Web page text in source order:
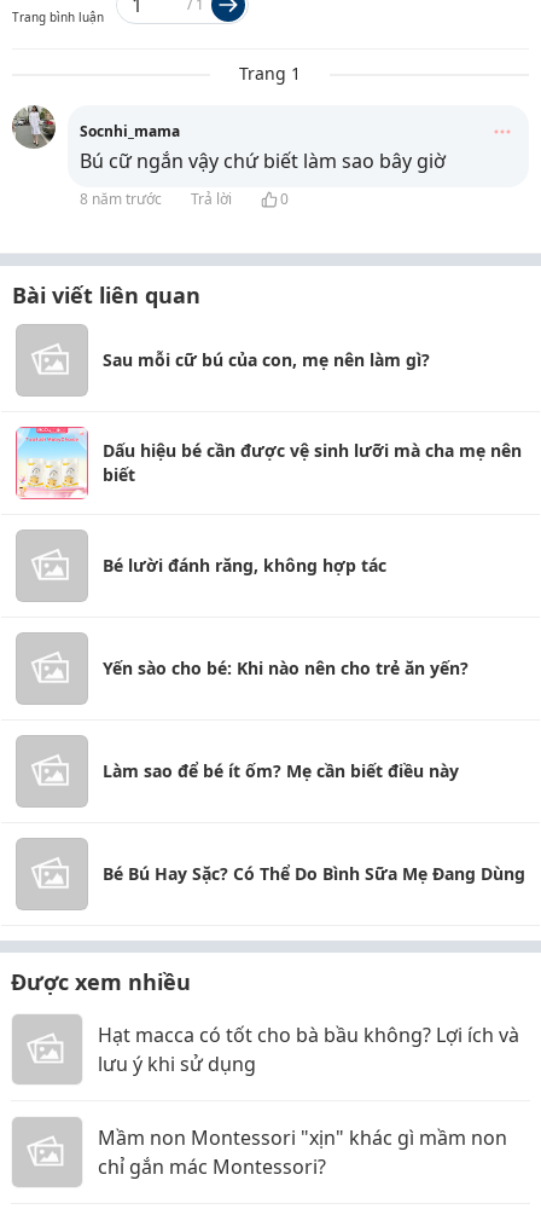
Trang bình luận
/ 1
Trang 1
Socnhi_mama
Bú cữ ngắn vậy chứ biết làm sao bây giờ
8 năm trước Trả lời 0
Bài viết liên quan
Sau mỗi cữ bú của con, mẹ nên làm gì?
Dấu hiệu bé cần được vệ sinh lưỡi mà cha mẹ nên
biết
Bé lười đánh răng, không hợp tác
Yến sào cho bé: Khi nào nên cho trẻ ăn yến?
Làm sao để bé ít ốm? Mẹ cần biết điều này
Bé Bú Hay Sặc? Có Thể Do Bình Sữa Mẹ Đang Dùng
Được xem nhiều
Hạt macca có tốt cho bà bầu không? Lợi ích và
lưu ý khi sử dụng
Mầm non Montessori "xịn" khác gì mầm non
chỉ gắn mác Montessori?